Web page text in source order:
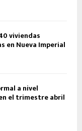
viviendas
en Nueva Imperial
a nivel
el trimestre abril